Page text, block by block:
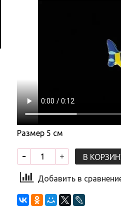
Размер 5 см
В
Добавить в